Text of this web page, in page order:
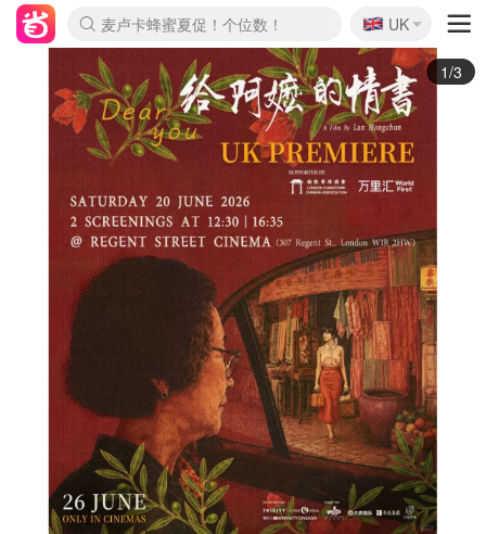
麦卢卡蜂蜜夏促！个位数！
Prada/Miu 4.8折！
啥？必胜客披萨5折！
🇬🇧
UK
2/3